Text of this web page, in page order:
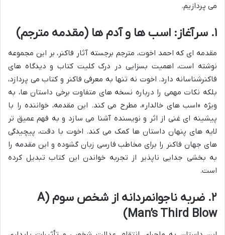
می پردازیم.
۱. سرآغاز: اسب ها و آدم ها (مقدمه مترجم)
مقدمه ای که احمد اخوت، مترجم برجسته آثار فاکنر، بر این مجموعه
نوشته است، اهمیت بسزایی در درک کلیت کتاب و دیدگاه های
فاکنرشناسانه دارد. اخوت نه تنها به معرفی فاکنر و کتاب می پردازد،
بلکه نکات مهمی را درباره نسخه های متفاوت برخی داستان ها، به
ویژه «اسب های خالدار»، مطرح می کند. این مقدمه، خواننده را با
پیشینه ای غنی از اثر و نویسنده آشنا می سازد و به فهم عمیق تر
لایه های پنهان داستان ها کمک می کند. اخوت با دقت، پیچیدگی
های جهان فاکنر را برای مخاطب فارسی زبان گشوده و این مقدمه را
به بخشی جدایی ناپذیر از تجربه خواندن این کتاب تبدیل کرده
است.
۲. ضربه ناجوانمردانه از شخص سوم (A
Man’s Third Blow)